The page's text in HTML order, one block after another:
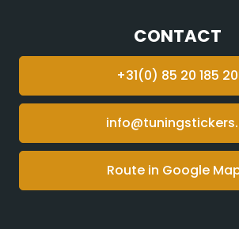
CONTACT
+31(0) 85 20 185 20
Route in Google